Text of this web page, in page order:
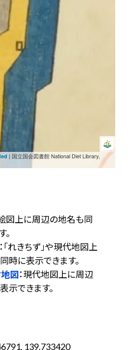
| 国立国会図書館 National Diet Library,
図上に周辺の地名も同
：「れきちず」や現代地図上
時に表示できます。
図：現代地図上に周辺
示できます。
139.733420